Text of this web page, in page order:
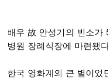
배우 故 안성기의 빈소가
병원 장례식장에 마련됐
한국 영화계의 큰 별이었